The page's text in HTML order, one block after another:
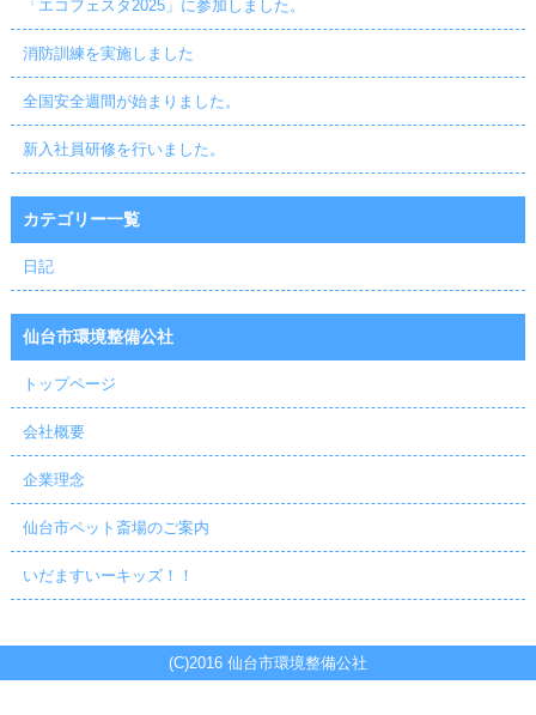
「エコフェスタ2025」に参加しました。
消防訓練を実施しました
全国安全週間が始まりました。
新入社員研修を行いました。
カテゴリー一覧
日記
仙台市環境整備公社
トップページ
会社概要
企業理念
仙台市ペット斎場のご案内
いだますいーキッズ！！
(C)2016 仙台市環境整備公社